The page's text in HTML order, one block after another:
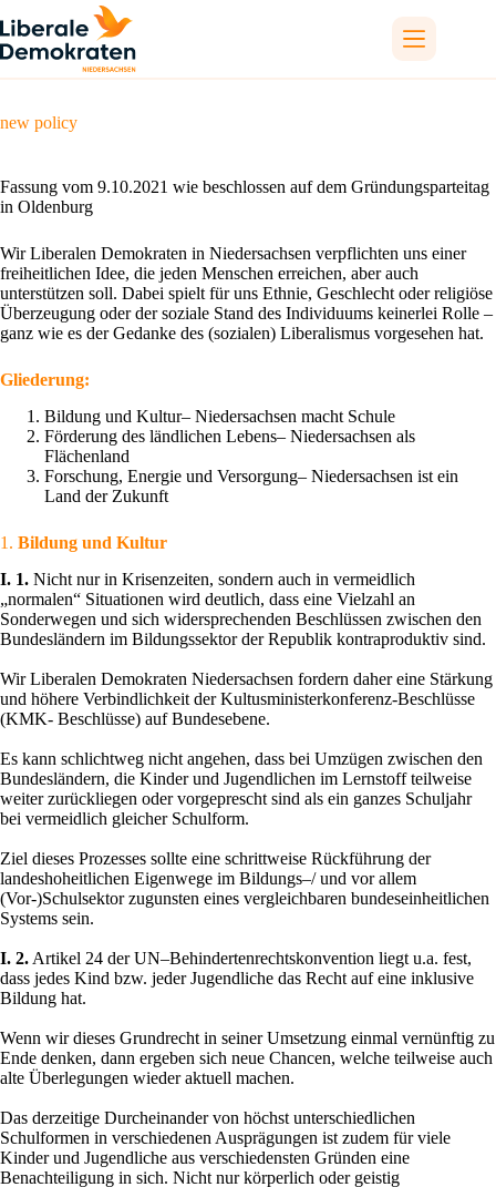
to
content
new policy
Fassung vom 9.10.2021 wie beschlossen auf dem Gründungsparteitag
in Oldenburg
Wir Liberalen Demokraten in Niedersachsen verpflichten uns einer
freiheitlichen Idee, die jeden Menschen erreichen, aber auch
unterstützen soll. Dabei spielt für uns Ethnie, Geschlecht oder religiöse
Überzeugung oder der soziale Stand des Individuums keinerlei Rolle –
ganz wie es der Gedanke des (sozialen) Liberalismus vorgesehen hat.
Gliederung:
Bildung und Kultur– Niedersachsen macht Schule
Förderung des ländlichen Lebens– Niedersachsen als
Flächenland
Forschung, Energie und Versorgung– Niedersachsen ist ein
Land der Zukunft
1. Bildung und Kultur
I. 1. Nicht nur in Krisenzeiten, sondern auch in vermeidlich
„normalen“ Situationen wird deutlich, dass eine Vielzahl an
Sonderwegen und sich widersprechenden Beschlüssen zwischen den
Bundesländern im Bildungssektor der Republik kontraproduktiv sind.
Wir Liberalen Demokraten Niedersachsen fordern daher eine Stärkung
und höhere Verbindlichkeit der Kultusministerkonferenz-Beschlüsse
(KMK- Beschlüsse) auf Bundesebene.
Es kann schlichtweg nicht angehen, dass bei Umzügen zwischen den
Bundesländern, die Kinder und Jugendlichen im Lernstoff teilweise
weiter zurückliegen oder vorgeprescht sind als ein ganzes Schuljahr
bei vermeidlich gleicher Schulform.
Ziel dieses Prozesses sollte eine schrittweise Rückführung der
landeshoheitlichen Eigenwege im Bildungs–/ und vor allem
(Vor-)Schulsektor zugunsten eines vergleichbaren bundeseinheitlichen
Systems sein.
I. 2. Artikel 24 der UN–Behindertenrechtskonvention liegt u.a. fest,
dass jedes Kind bzw. jeder Jugendliche das Recht auf eine inklusive
Bildung hat.
Wenn wir dieses Grundrecht in seiner Umsetzung einmal vernünftig zu
Ende denken, dann ergeben sich neue Chancen, welche teilweise auch
alte Überlegungen wieder aktuell machen.
Das derzeitige Durcheinander von höchst unterschiedlichen
Schulformen in verschiedenen Ausprägungen ist zudem für viele
Kinder und Jugendliche aus verschiedensten Gründen eine
Benachteiligung in sich. Nicht nur körperlich oder geistig